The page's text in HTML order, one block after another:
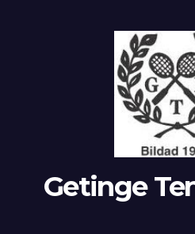
Getinge